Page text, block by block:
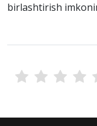
birlashtirish